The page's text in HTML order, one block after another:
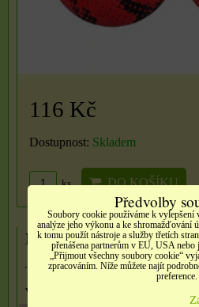
116 Kč
Dostupnost: Skladem
ks DO KOŠÍKU
Náušnice rakouský křišťál
Typ kovů: slitina zinku, Materiál:
vody,...
Předvolby
Soubory cookie používáme k vylepšení
analýze jeho výkonu a ke shromažďování
k tomu použít nástroje a služby třetích
přenášena partnerům v EU, USA
„Přijmout všechny soubory cookie“
zpracováním. Níže můžete najít
preference.